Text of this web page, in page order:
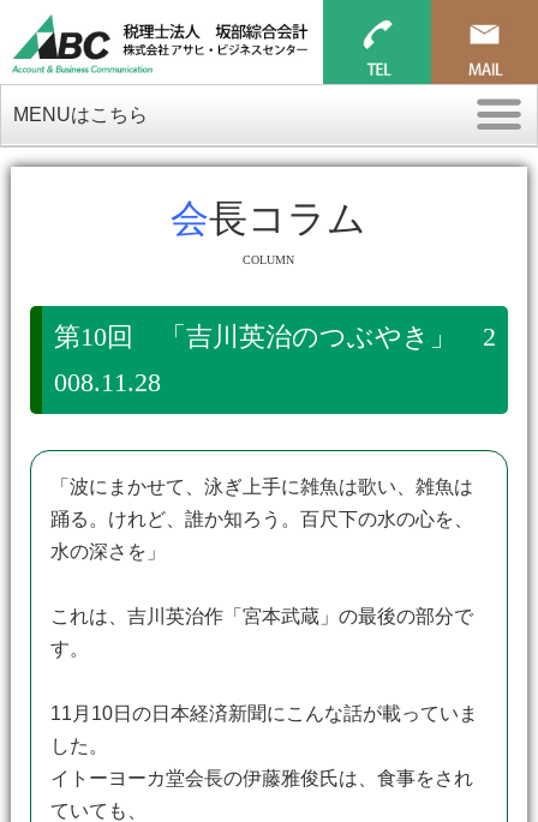
MENUはこちら
会長コラム
COLUMN
第10回 「吉川英治のつぶやき」 2
008.11.28
「波にまかせて、泳ぎ上手に雑魚は歌い、雑魚は
踊る。けれど、誰か知ろう。百尺下の水の心を、
水の深さを」
これは、吉川英治作「宮本武蔵」の最後の部分で
す。
11月10日の日本経済新聞にこんな話が載っていま
した。
イトーヨーカ堂会長の伊藤雅俊氏は、食事をされ
ていても、